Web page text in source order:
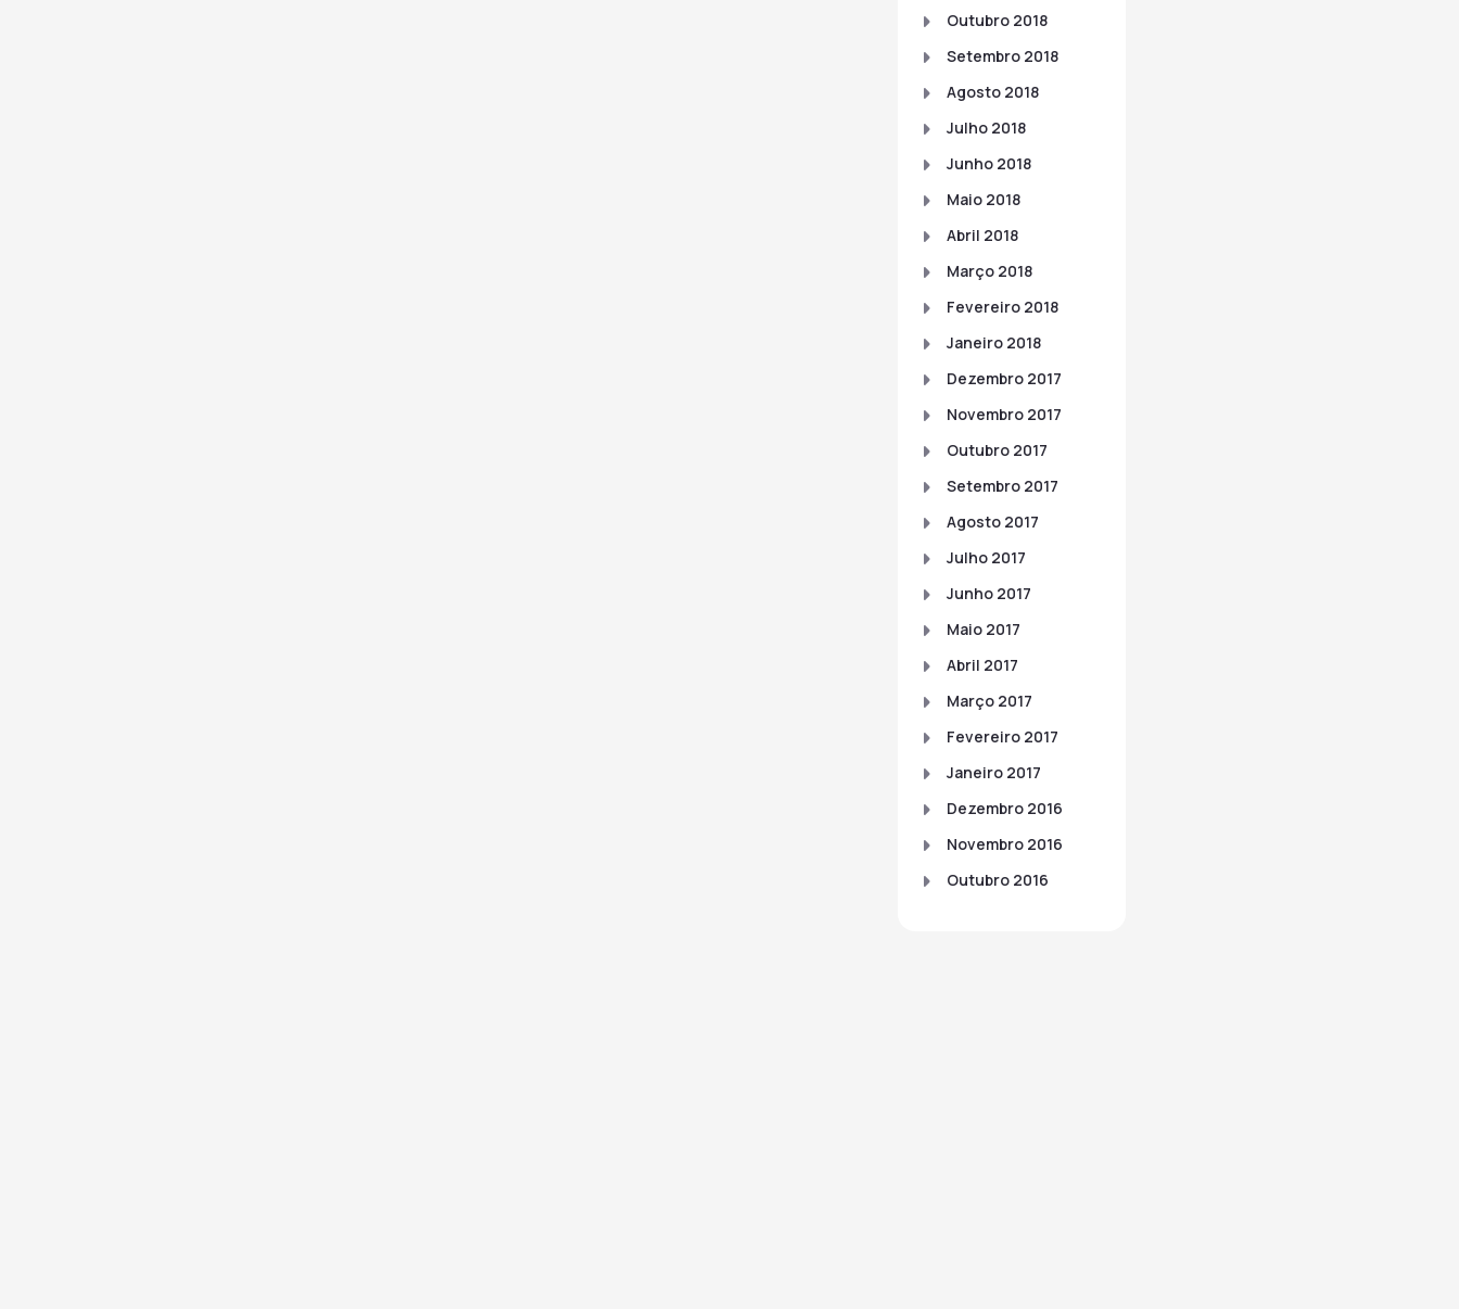
Outubro 2018
Setembro 2018
Agosto 2018
Julho 2018
Junho 2018
Maio 2018
Abril 2018
Março 2018
Fevereiro 2018
Janeiro 2018
Dezembro 2017
Novembro 2017
Outubro 2017
Setembro 2017
Agosto 2017
Julho 2017
Junho 2017
Maio 2017
Abril 2017
Março 2017
Fevereiro 2017
Janeiro 2017
Dezembro 2016
Novembro 2016
Outubro 2016